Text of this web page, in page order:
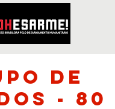
de
- 80